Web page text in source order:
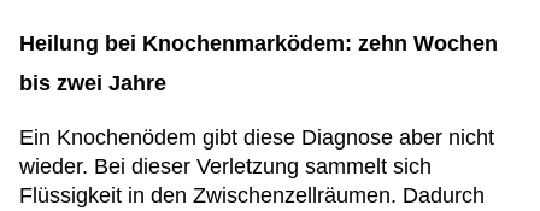
Heilung bei Knochenmarködem: zehn Wochen
bis zwei Jahre
Ein Knochenödem gibt diese Diagnose aber nicht
wieder. Bei dieser Verletzung sammelt sich
Flüssigkeit in den Zwischenzellräumen. Dadurch